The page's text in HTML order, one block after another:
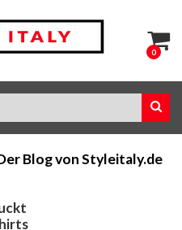
0
Blog von Styleitaly.de